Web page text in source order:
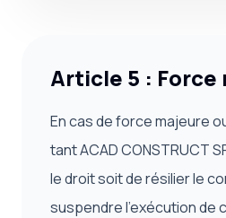
Article 5 : Force
En cas de force majeure
tant ACAD CONSTRUCT
le droit soit de résilier le
suspendre l’exécution de